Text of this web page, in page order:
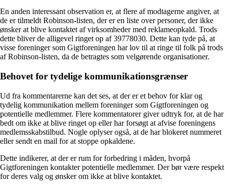
En anden interessant observation er, at flere af modtagerne angiver, at
de er tilmeldt Robinson-listen, der er en liste over personer, der ikke
ønsker at blive kontaktet af virksomheder med reklameopkald. Trods
dette bliver de alligevel ringet op af 39778030. Dette kan tyde på, at
visse foreninger som Gigtforeningen har lov til at ringe til folk på trods
af Robinson-listen, da de betragtes som velgørende organisationer.
Behovet for tydelige kommunikationsgrænser
Ud fra kommentarerne kan det ses, at der er et behov for klar og
tydelig kommunikation mellem foreninger som Gigtforeningen og
potentielle medlemmer. Flere kommentatorer giver udtryk for, at de har
bedt om ikke at blive ringet op eller har forsøgt at afvise foreningens
medlemsskabstilbud. Nogle oplyser også, at de har blokeret nummeret
eller sendt en mail for at stoppe opkaldene.
Dette indikerer, at der er rum for forbedring i måden, hvorpå
Gigtforeningen kontakter potentielle medlemmer. Der bør være respekt
for deres valg og ønsker om ikke at blive kontaktet.